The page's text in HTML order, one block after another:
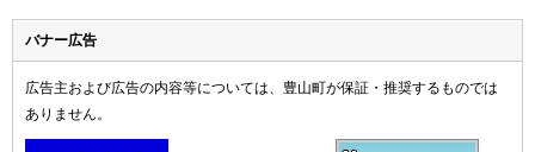
バナー広告
広告主および広告の内容等については、豊山町が保証・推奨するものでは
ありません。